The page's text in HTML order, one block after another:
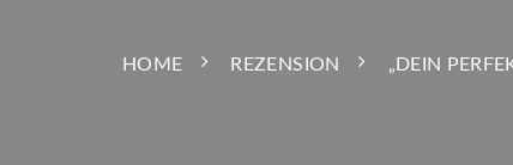
HOME REZENSION „DEIN